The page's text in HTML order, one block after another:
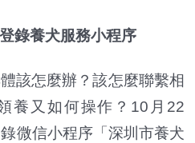
錄養犬服務小程序
該怎麼辦？該怎麼聯繫相
養又如何操作？10月22
微信小程序「深圳市養犬